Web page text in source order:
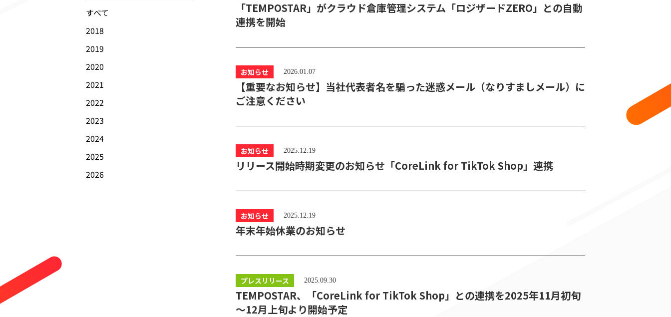
すべて
2018
2019
2020
2021
2022
2023
2024
2025
2026
「TEMPOSTAR」がクラウド倉庫管理システム「ロジザードZERO」との自動
連携を開始
お知らせ 2026.01.07
【重要なお知らせ】当社代表者名を騙った迷惑メール（なりすましメール）に
ご注意ください
お知らせ 2025.12.19
リリース開始時期変更のお知らせ「CoreLink for TikTok Shop」連携
お知らせ 2025.12.19
年末年始休業のお知らせ
プレスリリース 2025.09.30
TEMPOSTAR、「CoreLink for TikTok Shop」との連携を2025年11月初旬
～12月上旬より開始予定